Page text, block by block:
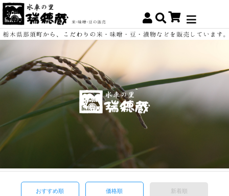
おすすめ順 価格順 新着順